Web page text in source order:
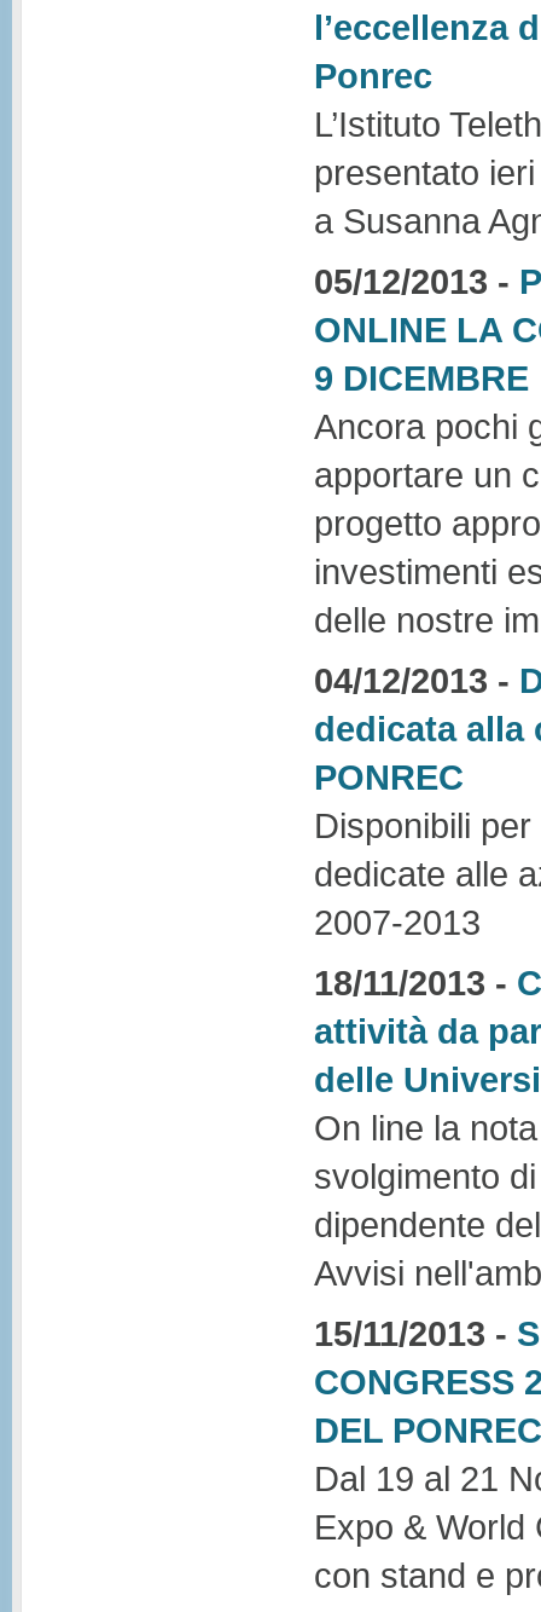
l’eccellenza
Ponrec
L’Istituto
presentato
a Susanna
05/12/2013 -
ONLINE LA
9 DICEMBRE
Ancora pochi
apportare un
progetto
investimenti
delle nostre
04/12/2013 -
dedicata alla
PONREC
Disponibili
dedicate alle
2007-2013
18/11/2013 -
attività da
delle
On line la
svolgimento
dipendente
Avvisi
15/11/2013 -
CONGRESS
DEL
Dal 19 al 21
Expo &
con stand e